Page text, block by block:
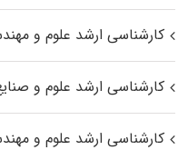
کارشناسی ارشد علوم و
کارشناسی ارشد علوم و
کارشناسی ارشد علوم و